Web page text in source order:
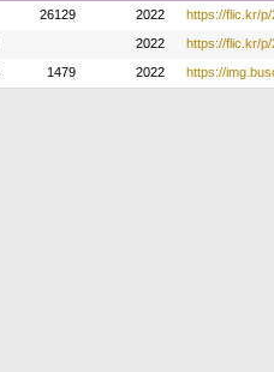
26129 2022 https://flic.kr/
2022 https://flic.kr/
1479 2022 https://